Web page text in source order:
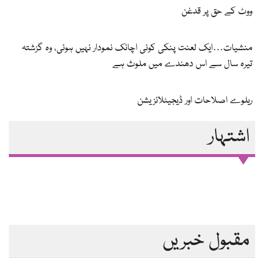
ووٹ کے حق پر قدغن
منشیات…ایک لعنت پنکی کوئی اچانک نمودار نہیں ہوئی، وہ گزشتہ
تیرہ سال سے اس دھندے میں ملوث ہے
ریلوے اصلاحات اور ڈیجیٹلائزیشن
اشتہار
مقبول خبریں